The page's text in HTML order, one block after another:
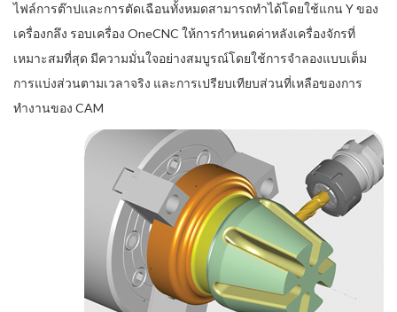
ไฟล์การต๊าปและการตัดเฉือนทั้งหมดสามารถทำได้โดยใช้แกน Y ของ
เครื่องกลึง รอบเครื่อง OneCNC ให้การกำหนดค่าหลังเครื่องจักรที่
เหมาะสมที่สุด มีความมั่นใจอย่างสมบูรณ์โดยใช้การจำลองแบบเต็ม
การแบ่งส่วนตามเวลาจริง และการเปรียบเทียบส่วนที่เหลือของการ
ทำงานของ CAM